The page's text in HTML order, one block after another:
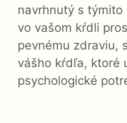
navrhnutý s týmito
vo vašom kŕdli
pevnému zdraviu,
vášho kŕdľa, ktoré
psychologické